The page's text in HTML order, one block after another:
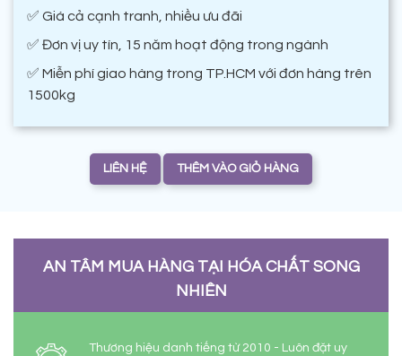
✅ Giá cả cạnh tranh, nhiều ưu đãi
✅ Đơn vị uy tín, 15 năm hoạt động trong ngành
✅ Miễn phí giao hàng trong TP.HCM với đơn hàng trên
1500kg
LIÊN HỆ THÊM VÀO GIỎ HÀNG
AN TÂM MUA HÀNG TẠI HÓA CHẤT SONG
NHIÊN
Thương hiệu danh tiếng từ 2010 - Luôn đặt uy